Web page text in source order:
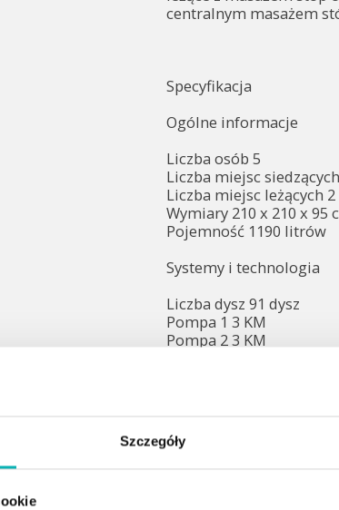
Szczegóły
centralnym masażem
Specyfikacja
Ogólne informacje
Liczba osób 5
Liczba miejsc
Liczba miejsc leżących 2
Wymiary 210 x 210 x 95
Pojemność 1190 litrów
Systemy i technologia
Liczba dysz 91 dysz
Pompa 1 3 KM
Pompa 2 3 KM
Filtr Filtr papierowy 2x
Pompa cyrkulacyjna Tak
Materiał wanny Aristech